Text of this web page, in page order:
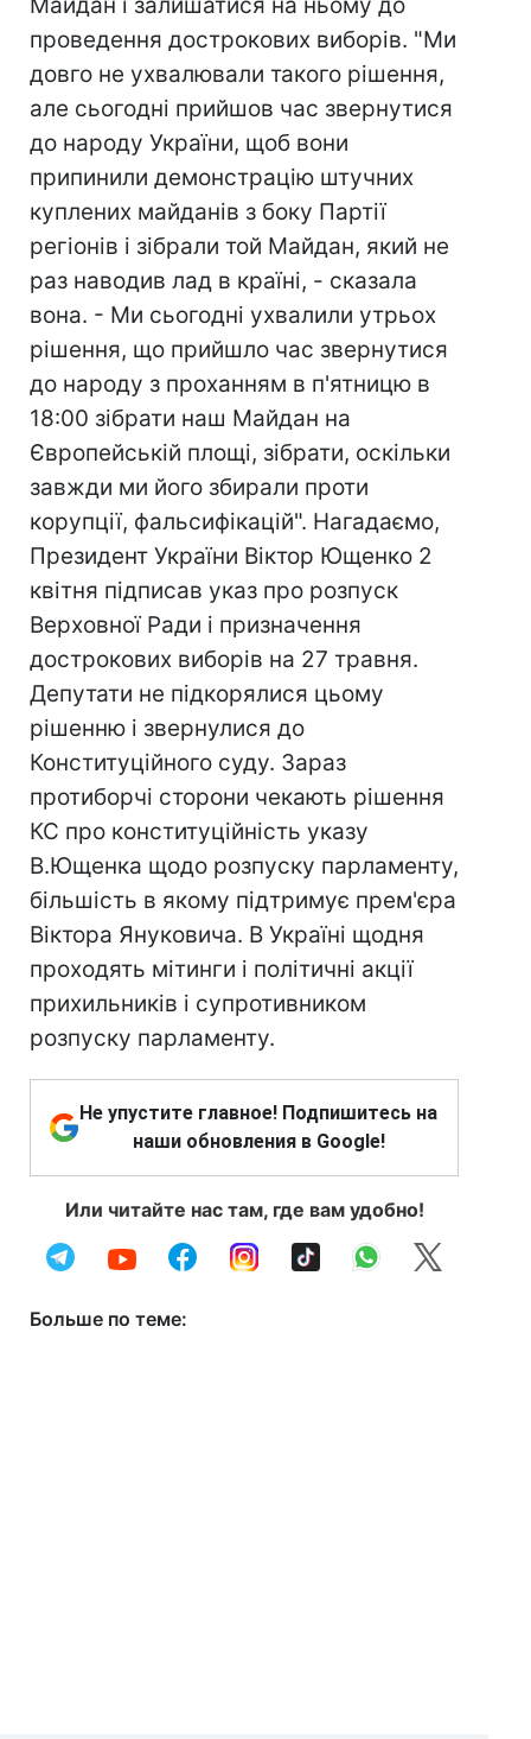
проведення дострокових виборів. "Ми
довго не ухвалювали такого рішення,
але сьогодні прийшов час звернутися
до народу України, щоб вони
припинили демонстрацію штучних
куплених майданів з боку Партії
регіонів і зібрали той Майдан, який не
раз наводив лад в країні, - сказала
вона. - Ми сьогодні ухвалили утрьох
рішення, що прийшло час звернутися
до народу з проханням в п'ятницю в
18:00 зібрати наш Майдан на
Європейській площі, зібрати, оскільки
завжди ми його збирали проти
корупції, фальсифікацій". Нагадаємо,
Президент України Віктор Ющенко 2
квітня підписав указ про розпуск
Верховної Ради і призначення
дострокових виборів на 27 травня.
Депутати не підкорялися цьому
рішенню і звернулися до
Конституційного суду. Зараз
протиборчі сторони чекають рішення
КС про конституційність указу
В.Ющенка щодо розпуску парламенту,
більшість в якому підтримує прем'єра
Віктора Януковича. В Україні щодня
проходять мітинги і політичні акції
прихильників і супротивником
розпуску парламенту.
Не упустите главное! Подпишитесь на
наши обновления в Google!
Или читайте нас там, где вам удобно!
Больше по теме: